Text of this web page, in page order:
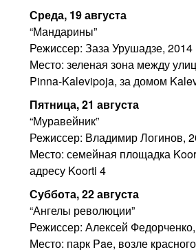
Среда, 19 августа
“Мандарины”
Режиссер: Заза Урушадзе, 2014
Место: зеленая зона между
Pinna-Kalevipoja, за домом
Пятница, 21 августа
“Муравейник”
Режиссер: Владимир Логинов,
Место: семейная площадка
адресу Koorti 4
Суббота, 22 августа
“Ангелы революции”
Режиссер: Алексей
Место: парк Pae, возле